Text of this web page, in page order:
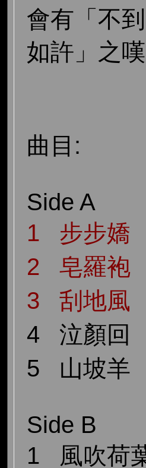
會有「不
如許」之
曲目:
Side A
1 步步嬌
2 皂羅袍
3 刮地風
4 泣顏回
5 山坡羊
Side B
1 風吹荷